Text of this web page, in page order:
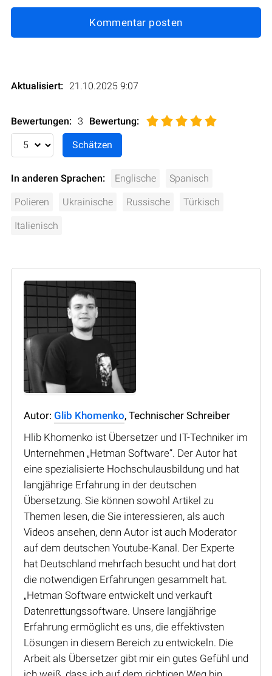
Kommentar posten
Aktualisiert: 21.10.2025 9:07
Bewertungen: 3 Bewertung:
In anderen Sprachen: Englische Spanisch
Polieren Ukrainische Russische Türkisch
Italienisch
Autor: Glib Khomenko, Technischer Schreiber
Hlib Khomenko ist Übersetzer und IT-Techniker im
Unternehmen „Hetman Software“. Der Autor hat
eine spezialisierte Hochschulausbildung und hat
langjährige Erfahrung in der deutschen
Übersetzung. Sie können sowohl Artikel zu
Themen lesen, die Sie interessieren, als auch
Videos ansehen, denn Autor ist auch Moderator
auf dem deutschen Youtube-Kanal. Der Experte
hat Deutschland mehrfach besucht und hat dort
die notwendigen Erfahrungen gesammelt hat.
„Hetman Software entwickelt und verkauft
Datenrettungssoftware. Unsere langjährige
Erfahrung ermöglicht es uns, die effektivsten
Lösungen in diesem Bereich zu entwickeln. Die
Arbeit als Übersetzer gibt mir ein gutes Gefühl und